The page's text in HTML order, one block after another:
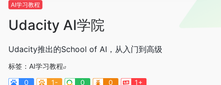
AI学习教程
Udacity AI学院
Udacity推出的School of AI，从入门到高级
标签： AI学习教程
0
1- 0 0 1+